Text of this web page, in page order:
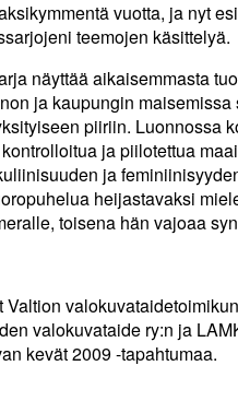
vuotta, ja nyt
teemojen käsittelyä.
näyttää aikaisemmasta
ja kaupungin
piiriin. Luonnossa
ja piilotettua
ja
heijastavaksi
toisena hän vajoaa
Valtion
valokuvataide ry:n ja
kevät 2009 -tapahtumaa.